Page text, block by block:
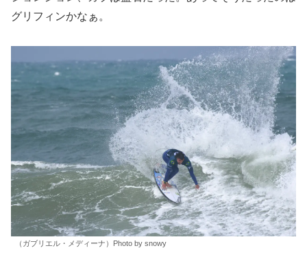
グリフィンかなぁ。
（ガブリエル・メディーナ）Photo by snowy